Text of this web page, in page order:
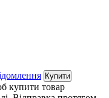
Купити
купити товар